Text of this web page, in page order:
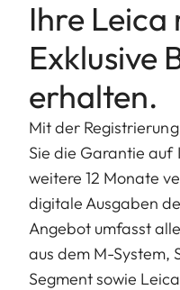
Ihre
Exklusive
erhalten.
Mit der
Sie die Garantie auf
weitere 12 Monate
digitale Ausgaben
Angebot umfasst
aus dem M-System,
Segment sowie